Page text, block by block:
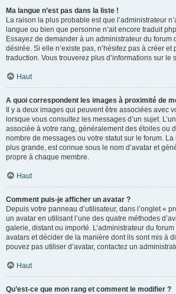
Ma langue n’est pas dans la liste !
La raison la plus probable est que l’administrateur
langue ou bien que personne n’ait encore traduit
Essayez de demander à un administrateur du forum
désirée. Si elle n’existe pas, n’hésitez pas à créer
traduction. Vous trouverez plus d’informations sur le
Haut
A quoi correspondent les images à proximité de
Il y a deux images qui peuvent être associées avec
lorsque vous consultez les messages d’un sujet.
associée à votre rang, généralement des étoiles ou
nombre de messages ou votre statut sur le forum.
plus grande, est connue sous le nom d’avatar et
propre à chaque membre.
Haut
Comment puis-je afficher un avatar ?
Depuis votre panneau d’utilisateur, dans l’onglet «
un avatar en utilisant l’une des quatre méthodes
galerie, distant ou importé. L’administrateur du
avatars et décider de la manière dont ils sont mis à
pouvez pas utiliser d’avatar, contactez un
Haut
Qu’est-ce que mon rang et comment le modifier ?